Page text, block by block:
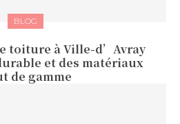
BLOG
toiture à Ville-d’Avray
et des matériaux
de gamme